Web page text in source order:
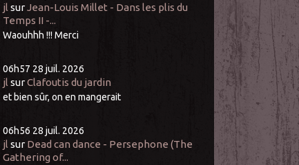
jl surJean-Louis Millet - Dans les plis du
Temps II -...
Waouhhh !!! Merci
06h57 28 juil. 2026
jl surClafoutis du jardin
et bien sûr, on en mangerait
06h56 28 juil. 2026
jl surDead can dance - Persephone (The
Gathering of...